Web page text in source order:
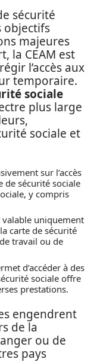
sécurité
objectifs
majeures
la CEAM est
l’accès aux
temporaire.
sociale
plus large
sociale et
sur l’accès
de sécurité sociale
y compris
valable uniquement
carte de sécurité
travail ou de
d’accéder à des
sociale offre
prestations.
engendrent
de la
ou de
pays